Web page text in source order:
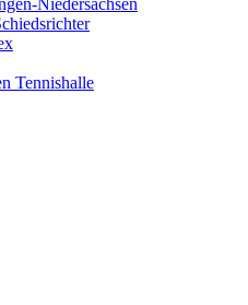
Niedersachsen
Tennishalle